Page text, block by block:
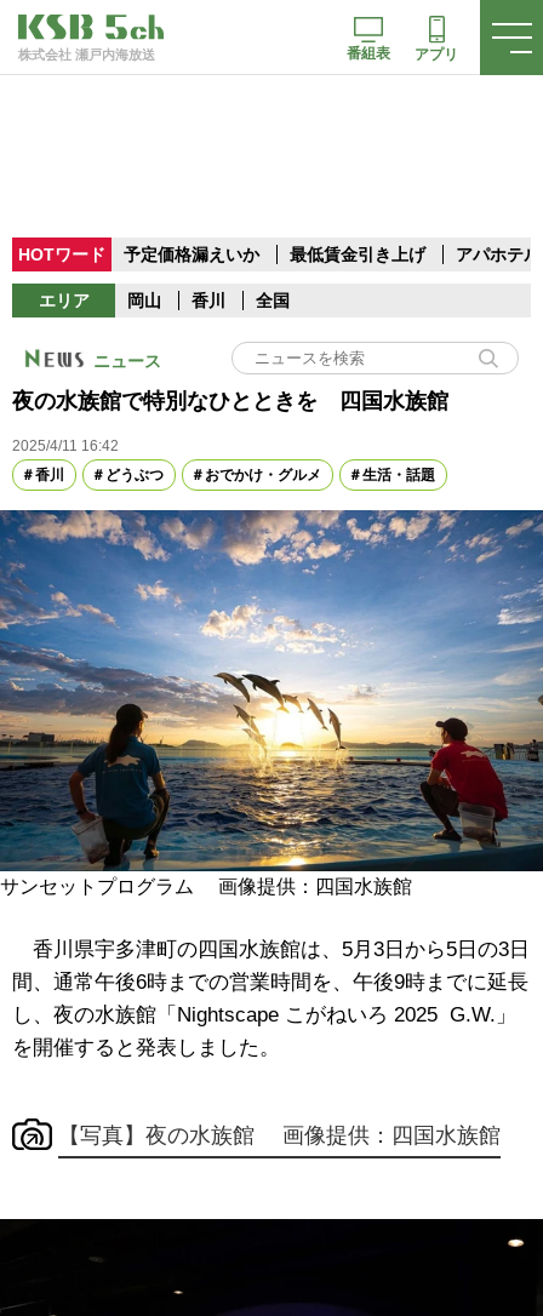
株式会社 瀬戸内海放送 番組表 アプリ
HOTワード 予定価格漏えいか 最低賃金引き上げ アパホテル
エリア 岡山 香川 全国
ニュース
夜の水族館で特別なひとときを 四国水族館
2025/4/11 16:42
香川
どうぶつ おでかけ・グルメ 生活・話題
サンセットプログラム 画像提供：四国水族館
香川県宇多津町の四国水族館は、5月3日から5日の3日
間、通常午後6時までの営業時間を、午後9時までに延長
し、夜の水族館「Nightscape こがねいろ 2025 G.W.」
を開催すると発表しました。
【写真】夜の水族館 画像提供：四国水族館